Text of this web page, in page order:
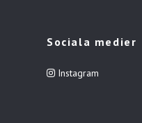
Sociala medier
Instagram